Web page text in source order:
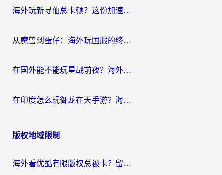
海外玩新寻仙总卡顿？这份加速器选择指南让你秒回国服流畅体验
从魔兽到蛋仔：海外玩国服的终极加速指南，找到你的专属高速通道
在国外能不能玩星战前夜？海外党国服游戏不卡顿的秘密武器在这里
在印度怎么玩御龙在天手游？海外党畅玩国服的终极生存指南
版权地域限制
海外看优酷有限版权总被卡？留学生亲测有效的回国加速器选择指南